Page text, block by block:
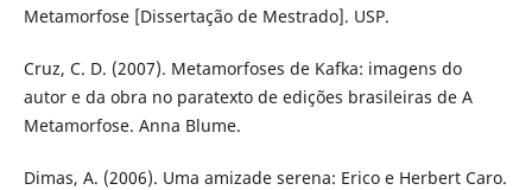
Metamorfose [Dissertação de Mestrado]. USP.
Cruz, C. D. (2007). Metamorfoses de Kafka: imagens do
autor e da obra no paratexto de edições brasileiras de A
Metamorfose. Anna Blume.
Dimas, A. (2006). Uma amizade serena: Erico e Herbert Caro.